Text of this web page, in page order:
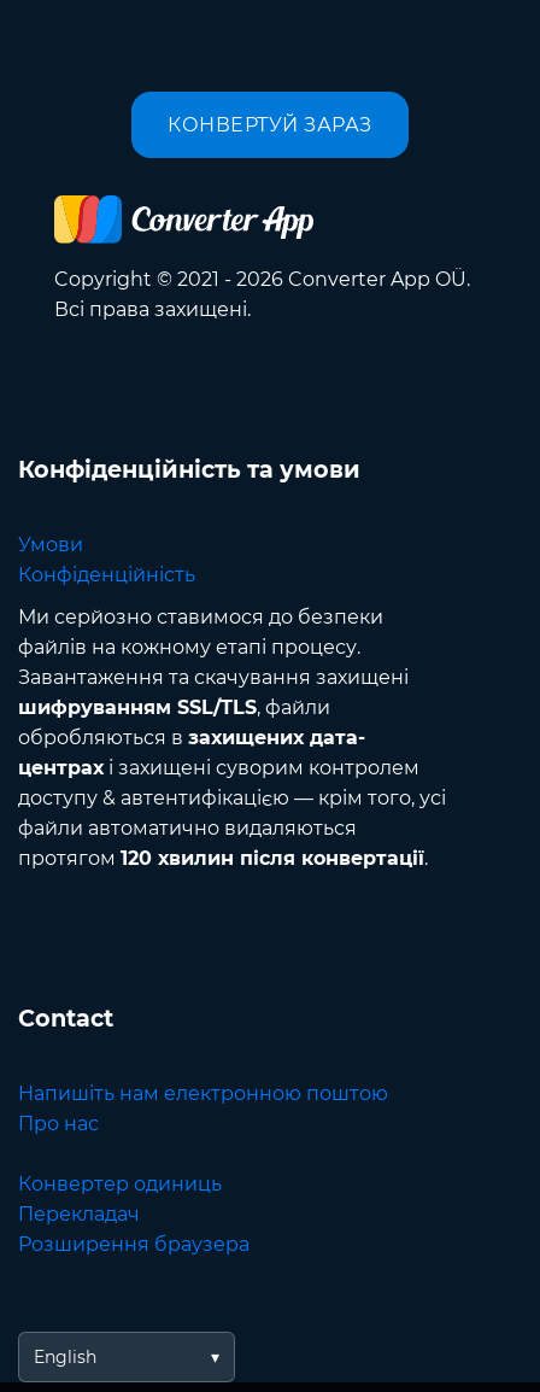
КОНВЕРТУЙ ЗАРАЗ
Copyright © 2021 - 2026 Converter App OÜ.
Всі права захищені.
Конфіденційність та умови
Умови
Конфіденційність
Ми серйозно ставимося до безпеки
файлів на кожному етапі процесу.
Завантаження та скачування захищені
шифруванням SSL/TLS, файли
обробляються в захищених дата-
центрахі захищені суворим контролем
доступу & автентифікацією — крім того, усі
файли автоматично видаляються
протягом 120 хвилин після конвертації.
Contact
Напишіть нам електронною поштою
Про нас
Конвертер одиниць
Перекладач
Розширення браузера
English